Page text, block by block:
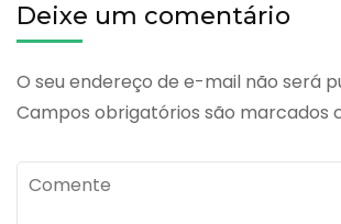
Deixe um comentário
O seu endereço de e-mail não será
Campos obrigatórios são marcados
Comente